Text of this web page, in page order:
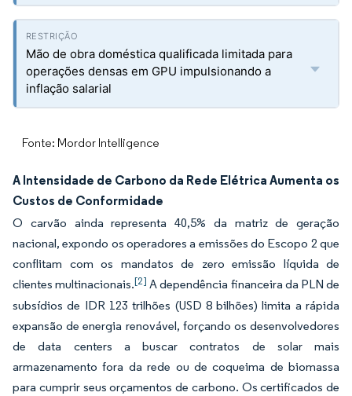
Mão de obra doméstica qualificada limitada para
operações densas em GPU impulsionando a
inflação salarial
Fonte: Mordor Intelligence
A Intensidade de Carbono da Rede Elétrica Aumenta os
Custos de Conformidade
O carvão ainda representa 40,5% da matriz de geração
nacional, expondo os operadores a emissões do Escopo 2 que
conflitam com os mandatos de zero emissão líquida de
clientes multinacionais.[2] A dependência financeira da PLN de
subsídios de IDR 123 trilhões (USD 8 bilhões) limita a rápida
expansão de energia renovável, forçando os desenvolvedores
de data centers a buscar contratos de solar mais
armazenamento fora da rede ou de coqueima de biomassa
para cumprir seus orçamentos de carbono. Os certificados de